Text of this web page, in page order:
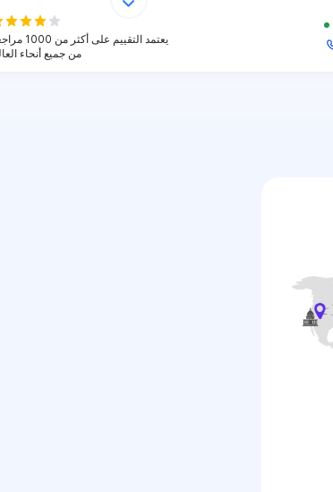
يعتمد التقييم على أكثر
من جميع أنحاء